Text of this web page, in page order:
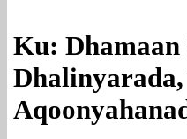
Ku: Dhamaan